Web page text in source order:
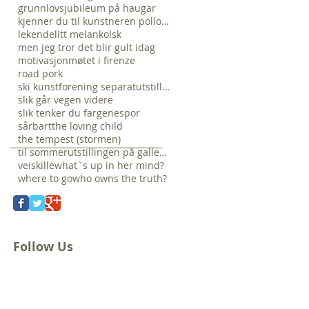
grunnlovsjubileum på haugar
kjenner du til kunstneren pollock?
lekendelitt melankolsk
men jeg tror det blir gult idag
motivasjonmøtet i firenze
road pork
ski kunstforening separatutstilling veien hjem
slik går vegen videre
slik tenker du fargenespor
sårbartthe loving child
the tempest (stormen)
til sommerutstillingen på galleri nelly..
veiskillewhat`s up in her mind?
where to gowho owns the truth?
Follow Us